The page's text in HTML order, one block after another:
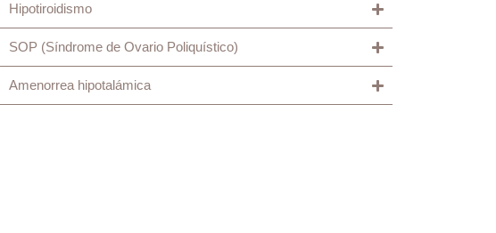
Hipotiroidismo
SOP (Síndrome de Ovario Poliquístico)
Amenorrea hipotalámica